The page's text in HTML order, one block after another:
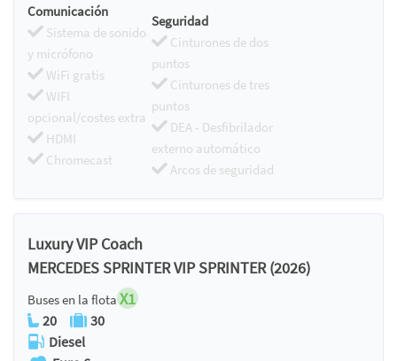
Comunicación
Sistema de sonido
y micrófono
WiFi gratis
WIFI
opcional/costes extra
HDMI
Chromecast
Seguridad
Cinturones de dos
puntos
Cinturones de tres
puntos
DEA - Desfibrilador
externo automático
Arcos de seguridad
Luxury VIP Coach
MERCEDES SPRINTER VIP SPRINTER (2026)
Buses en la flota X1
20
30
Diesel